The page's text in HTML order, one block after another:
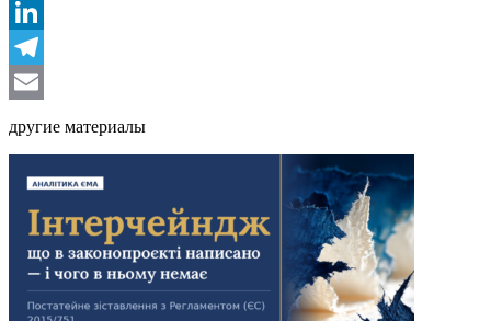
Facebook
LinkedIn
Telegram
другие материалы